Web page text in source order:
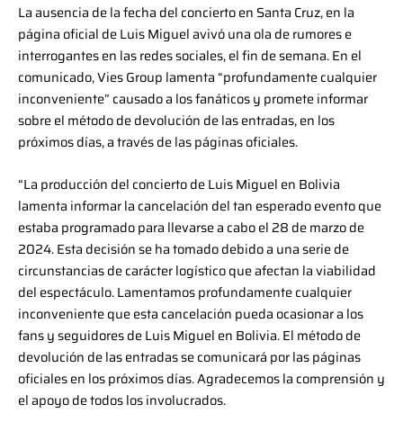
La ausencia de la fecha del concierto en Santa Cruz, en la
página oficial de Luis Miguel avivó una ola de rumores e
interrogantes en las redes sociales, el fin de semana. En el
comunicado, Vies Group lamenta “profundamente cualquier
inconveniente” causado a los fanáticos y promete informar
sobre el método de devolución de las entradas, en los
próximos días, a través de las páginas oficiales.
“La producción del concierto de Luis Miguel en Bolivia
lamenta informar la cancelación del tan esperado evento que
estaba programado para llevarse a cabo el 28 de marzo de
2024. Esta decisión se ha tomado debido a una serie de
circunstancias de carácter logístico que afectan la viabilidad
del espectáculo. Lamentamos profundamente cualquier
inconveniente que esta cancelación pueda ocasionar a los
fans y seguidores de Luis Miguel en Bolivia. El método de
devolución de las entradas se comunicará por las páginas
oficiales en los próximos días. Agradecemos la comprensión y
el apoyo de todos los involucrados.